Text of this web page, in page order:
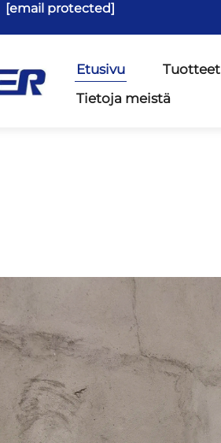
[email protected]
Etusivu Tuotteet
Tietoja meistä